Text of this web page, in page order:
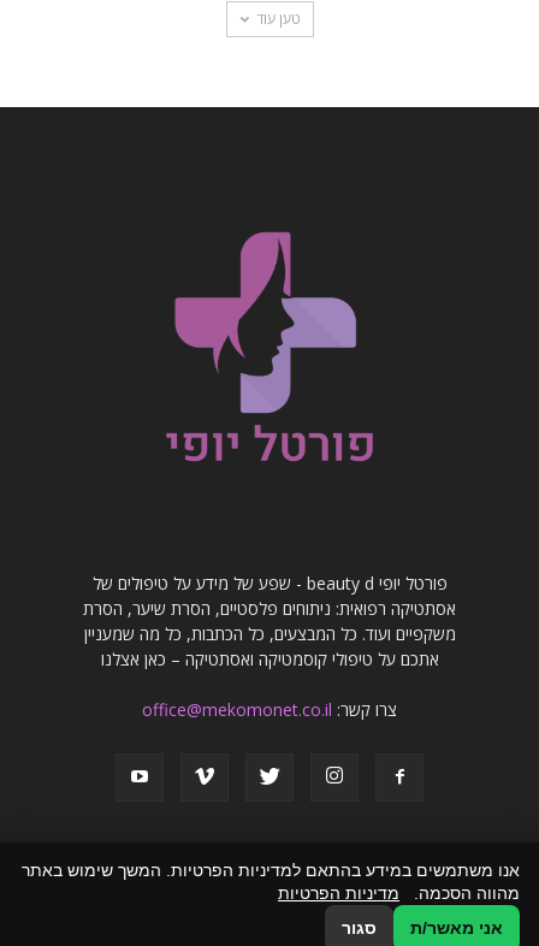
טען עוד
פורטל יופי beauty d - שפע של מידע על טיפולים של
אסתטיקה רפואית: ניתוחים פלסטיים, הסרת שיער, הסרת
משקפיים ועוד. כל המבצעים, כל הכתבות, כל מה שמעניין
אתכם על טיפולי קוסמטיקה ואסתטיקה – כאן אצלנו
צרו קשר: office@mekomonet.co.il
פרסמו אצלנו פרסום מאמרים באתרים
© כל הזכויות שמורות לפורטל יופי beauty d
אנו משתמשים במידע בהתאם למדיניות הפרטיות. המשך שימוש באתר
מהווה הסכמה. מדיניות הפרטיות
אני מאשר/ת
סגור